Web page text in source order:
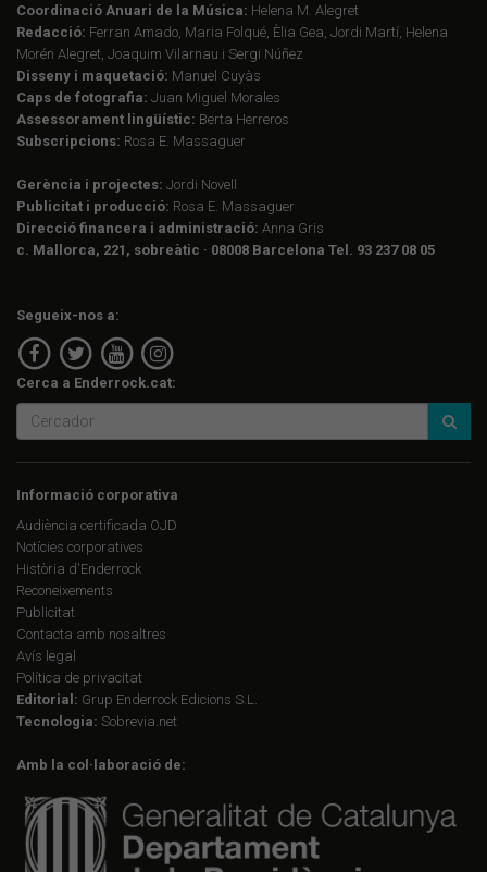
Coordinació Anuari de la Música: Helena M. Alegret
Redacció: Ferran Amado, Maria Folqué, Èlia Gea, Jordi Martí, Helena
Morén Alegret, Joaquim Vilarnau i Sergi Núñez
Disseny i maquetació: Manuel Cuyàs
Caps de fotografia: Juan Miguel Morales
Assessorament lingüístic: Berta Herreros
Subscripcions: Rosa E. Massaguer
Gerència i projectes: Jordi Novell
Publicitat i producció: Rosa E. Massaguer
Direcció financera i administració: Anna Gris
c. Mallorca, 221, sobreàtic · 08008 Barcelona Tel. 93 237 08 05
Segueix-nos a:
Cerca a Enderrock.cat:
Informació corporativa
Audiència certificada OJD
Notícies corporatives
Història d'Enderrock
Reconeixements
Publicitat
Contacta amb nosaltres
Avís legal
Política de privacitat
Editorial: Grup Enderrock Edicions S.L.
Tecnologia: Sobrevia.net
Amb la col·laboració de: